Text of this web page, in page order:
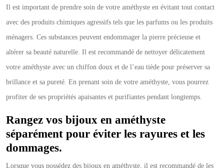
Il est important de prendre soin de votre améthyste en évitant tout contact
avec des produits chimiques agressifs tels que les parfums ou les produits
ménagers. Ces substances peuvent endommager la pierre précieuse et
altérer sa beauté naturelle. Il est recommandé de nettoyer délicatement
votre améthyste avec un chiffon doux et de l’eau tiède pour préserver sa
brillance et sa pureté. En prenant soin de votre améthyste, vous pourrez
profiter de ses propriétés apaisantes et purifiantes pendant longtemps.
Rangez vos bijoux en améthyste
séparément pour éviter les rayures et les
dommages.
Lorsque vous possédez des bijoux en améthyste, il est recommandé de les